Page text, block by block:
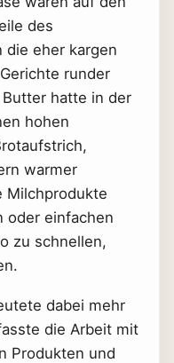
des
die eher kargen
runder
hatte in der
hohen
warmer
Milchprodukte
oder einfachen
zu schnellen,
dabei mehr
die Arbeit mit
Produkten und